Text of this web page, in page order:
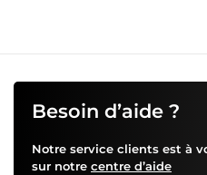
Besoin d’aide ?
Notre service clients est à
sur notre centre d’aide